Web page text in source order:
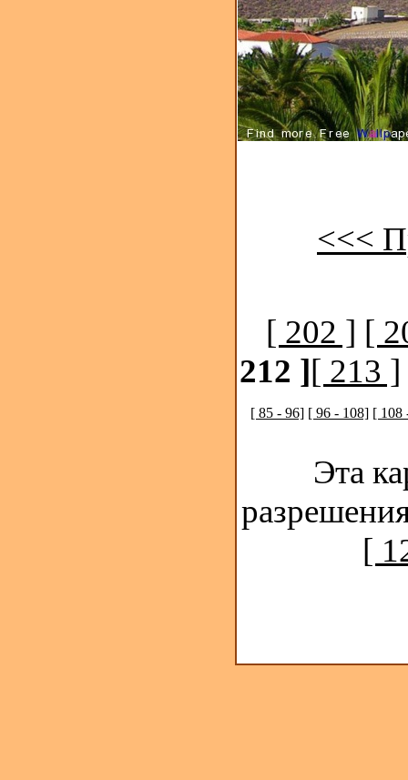
<<<
[ 202 ] [
212 ][ 213 ]
[ 85 - 96] [ 96 - 108] [ 108
Эта
[